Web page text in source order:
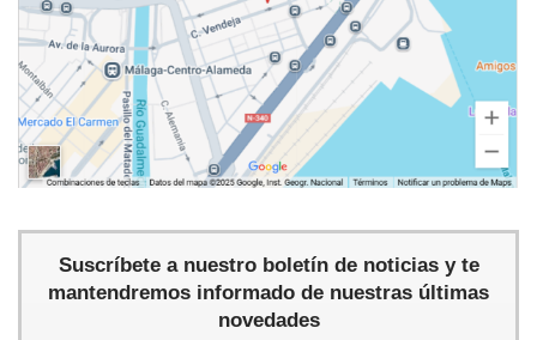
Suscríbete a nuestro boletín de noticias y te
mantendremos informado de nuestras últimas
novedades